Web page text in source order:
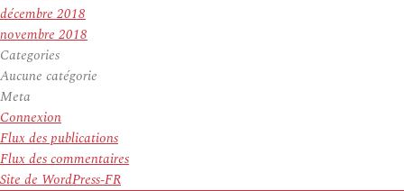
décembre 2018
novembre 2018
Categories
Aucune catégorie
Meta
Connexion
Flux des publications
Flux des commentaires
Site de WordPress-FR